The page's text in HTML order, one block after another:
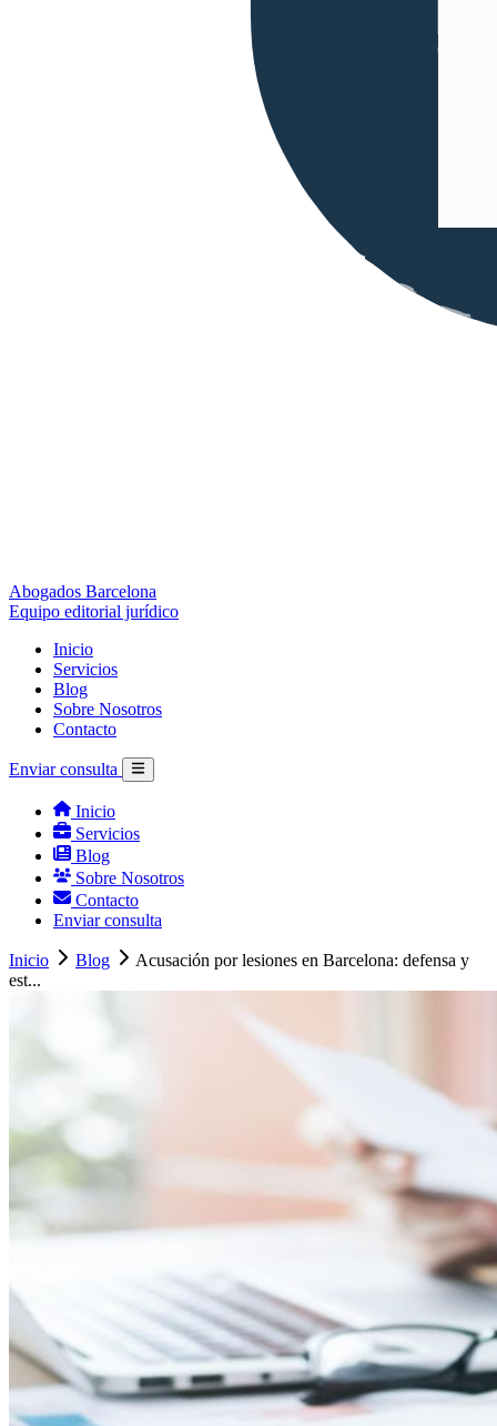
Abogados Barcelona
Equipo editorial jurídico
Inicio
Servicios
Blog
Sobre Nosotros
Contacto
Enviar consulta
Inicio
Servicios
Blog
Sobre Nosotros
Contacto
Enviar consulta
Inicio Blog
Acusación por lesiones en Barcelona: defensa y
est...